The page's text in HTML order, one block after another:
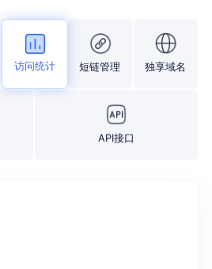
访问统计 短链管理 独享域名
API接口